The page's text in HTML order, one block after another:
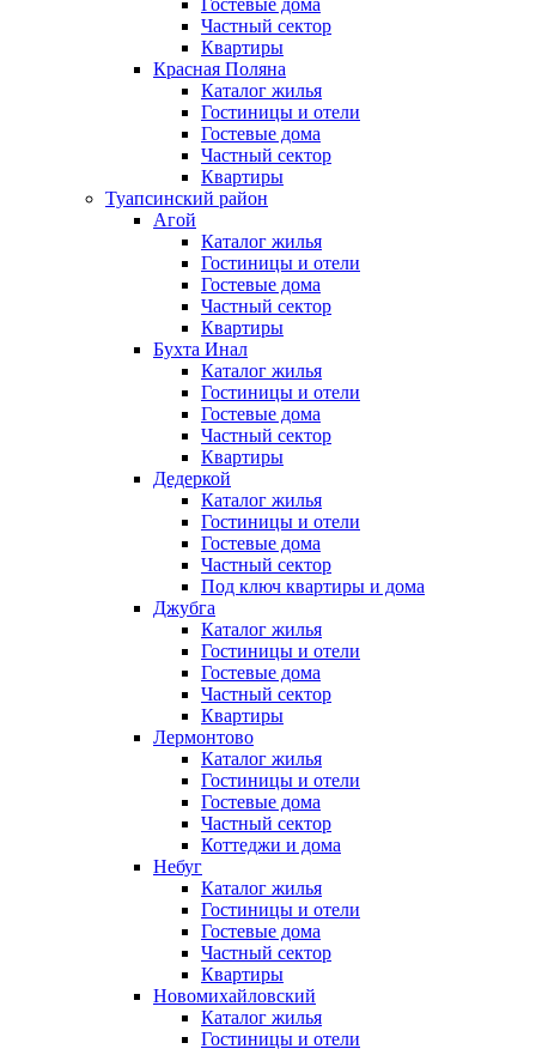
Гостевые дома
Частный сектор
Квартиры
Красная Поляна
Каталог жилья
Гостиницы и отели
Гостевые дома
Частный сектор
Квартиры
Туапсинский район
Агой
Каталог жилья
Гостиницы и отели
Гостевые дома
Частный сектор
Квартиры
Бухта Инал
Каталог жилья
Гостиницы и отели
Гостевые дома
Частный сектор
Квартиры
Дедеркой
Каталог жилья
Гостиницы и отели
Гостевые дома
Частный сектор
Под ключ квартиры и дома
Джубга
Каталог жилья
Гостиницы и отели
Гостевые дома
Частный сектор
Квартиры
Лермонтово
Каталог жилья
Гостиницы и отели
Гостевые дома
Частный сектор
Коттеджи и дома
Небуг
Каталог жилья
Гостиницы и отели
Гостевые дома
Частный сектор
Квартиры
Новомихайловский
Каталог жилья
Гостиницы и отели